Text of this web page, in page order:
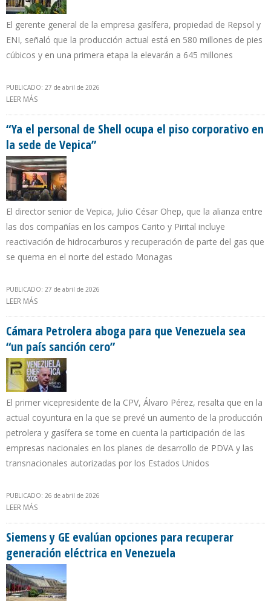
El gerente general de la empresa gasífera, propiedad de Repsol y
ENI, señaló que la producción actual está en 580 millones de pies
cúbicos y en una primera etapa la elevarán a 645 millones
PUBLICADO: 27 de abril de 2026
LEER MÁS
“Ya el personal de Shell ocupa el piso corporativo en
la sede de Vepica”
El director senior de Vepica, Julio César Ohep, que la alianza entre
las dos compañías en los campos Carito y Pirital incluye
reactivación de hidrocarburos y recuperación de parte del gas que
se quema en el norte del estado Monagas
PUBLICADO: 27 de abril de 2026
LEER MÁS
Cámara Petrolera aboga para que Venezuela sea
“un país sanción cero”
El primer vicepresidente de la CPV, Álvaro Pérez, resalta que en la
actual coyuntura en la que se prevé un aumento de la producción
petrolera y gasífera se tome en cuenta la participación de las
empresas nacionales en los planes de desarrollo de PDVA y las
transnacionales autorizadas por los Estados Unidos
PUBLICADO: 26 de abril de 2026
LEER MÁS
Siemens y GE evalúan opciones para recuperar
generación eléctrica en Venezuela